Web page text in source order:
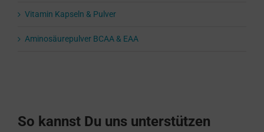
Vitamin Kapseln & Pulver
Aminosäurepulver BCAA & EAA
So kannst Du uns unterstützen